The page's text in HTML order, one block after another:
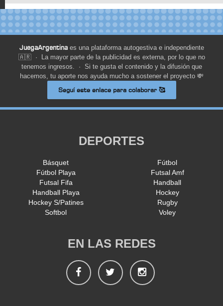
JuegaArgentinaes una plataforma autogestiva e independiente
🇦🇷 · La mayor parte de la publicidad es externa, por lo que no
tenemos ingresos. · Si te gusta el contenido y la difusión que
hacemos, tu aporte nos ayuda mucho a sostener el proyecto 💸
Seguí este enlace para colaborar 🥰
DEPORTES
Básquet
Fútbol
Fútbol Playa
Futsal Amf
Futsal Fifa
Handball
Handball Playa
Hockey
Hockey S/Patines
Rugby
Softbol
Voley
EN LAS REDES
FacebookTwitter Instagram